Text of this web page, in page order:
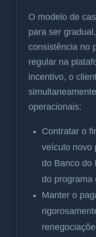
O modelo de
para ser
consistência no
regular na
incentivo, o
operacionais:
Contratar o
veículo novo
do Banco do
do programa
Manter o